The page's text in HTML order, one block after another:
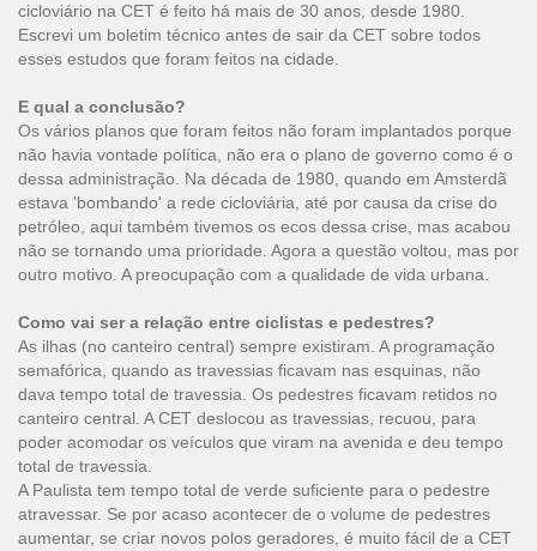
cicloviário na CET é feito há mais de 30 anos, desde 1980.
Escrevi um boletim técnico antes de sair da CET sobre todos
esses estudos que foram feitos na cidade.
E qual a conclusão?
Os vários planos que foram feitos não foram implantados porque
não havia vontade política, não era o plano de governo como é o
dessa administração. Na década de 1980, quando em Amsterdã
estava 'bombando' a rede cicloviária, até por causa da crise do
petróleo, aqui também tivemos os ecos dessa crise, mas acabou
não se tornando uma prioridade. Agora a questão voltou, mas por
outro motivo. A preocupação com a qualidade de vida urbana.
Como vai ser a relação entre ciclistas e pedestres?
As ilhas (no canteiro central) sempre existiram. A programação
semafórica, quando as travessias ficavam nas esquinas, não
dava tempo total de travessia. Os pedestres ficavam retidos no
canteiro central. A CET deslocou as travessias, recuou, para
poder acomodar os veículos que viram na avenida e deu tempo
total de travessia.
A Paulista tem tempo total de verde suficiente para o pedestre
atravessar. Se por acaso acontecer de o volume de pedestres
aumentar, se criar novos polos geradores, é muito fácil de a CET